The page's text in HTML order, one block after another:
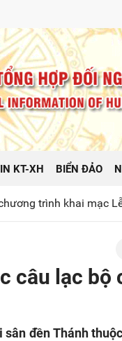
KT-XH BIỂN ĐẢO
Lễ hội đền Trần tỉnh
câu lạc bộ
đền Thánh